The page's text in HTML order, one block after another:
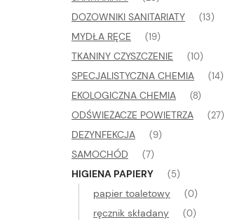
DOZOWNIKI SANITARIATY (13)
MYDŁA RĘCE (19)
TKANINY CZYSZCZENIE (10)
SPECJALISTYCZNA CHEMIA (14)
EKOLOGICZNA CHEMIA (8)
ODŚWIEŻACZE POWIETRZA (27)
DEZYNFEKCJA (9)
SAMOCHÓD (7)
HIGIENA PAPIERY (5)
papier toaletowy (0)
ręcznik składany (0)